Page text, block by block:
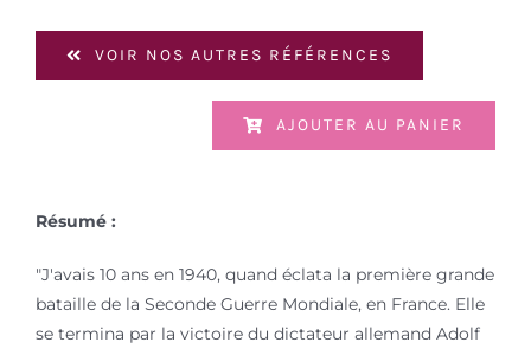
VOIR NOS AUTRES RÉFÉRENCES
AJOUTER AU PANIER
Résumé :
"J'avais 10 ans en 1940, quand éclata la première grande
bataille de la Seconde Guerre Mondiale, en France. Elle
se termina par la victoire du dictateur allemand Adolf